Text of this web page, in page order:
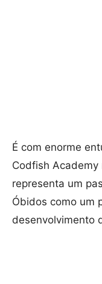
É com enorme
Codfish Academy
representa um
Óbidos como um
desenvolvimento